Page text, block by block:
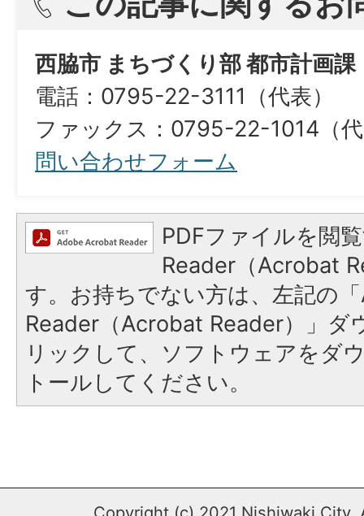
西脇市 まちづくり部 都市計画課
電話：0795-22-3111（代表）
ファックス：0795-22-1014（
問い合わせフォーム
PDFファイルを閲
Reader（Acrobat
す。お持ちでない方は、左記の
Reader（Acrobat Reader）」ダ
リックして、ソフトウェアをダ
トールしてください。